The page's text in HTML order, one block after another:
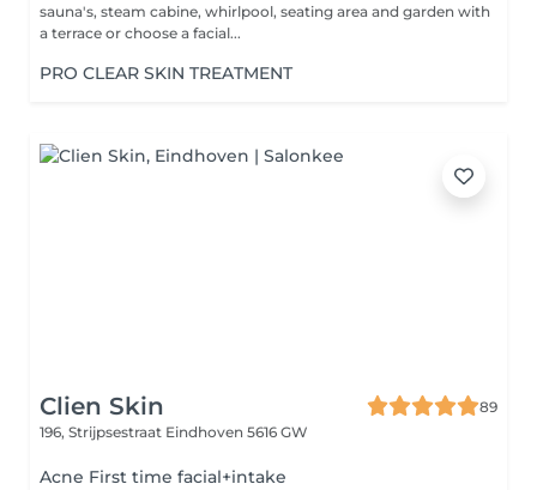
sauna's, steam cabine, whirlpool, seating area and garden with
a terrace or choose a facial...
PRO CLEAR SKIN TREATMENT
Clien Skin
89
196, Strijpsestraat Eindhoven 5616 GW
Acne First time facial+intake